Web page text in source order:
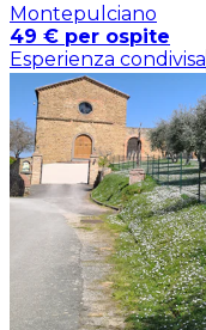
Montepulciano
49 € per ospite
Esperienza condivisa